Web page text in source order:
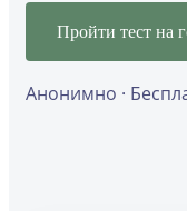
Пройти тест на
Анонимно ·